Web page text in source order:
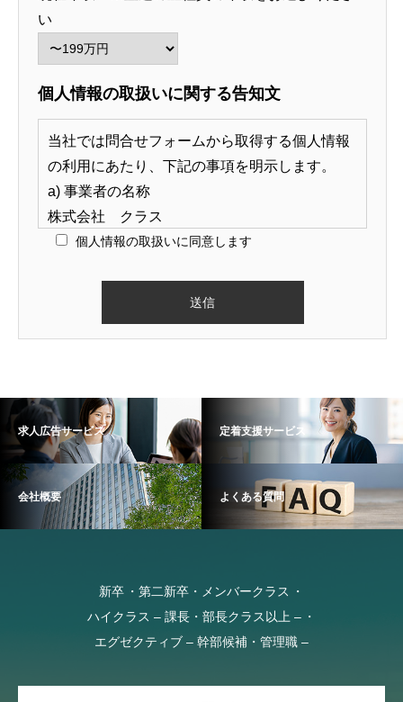
い
個人情報の取扱いに関する告知文
当社では問合せフォームから取得する個人情報
の利用にあたり、下記の事項を明示します。
a) 事業者の名称
株式会社 クラス
連絡先名称：個人情報相談受付窓口
個人情報保護管理者：松室 匡哉
c) 個人情報の利用目的
人材紹介事業における転職支援サービスのご提
供のため
d) 個人情報を第三者に提供する場合
を保有する職業紹介事業者へ提供します。それ
以外には法令に基づく場合や人の生命、身体又
は財産の保護のために緊急の必要がある場合等
報を第三者に提供いたしません。
個人情報の取扱いに同意します
求人広告サービス 定着支援サービス
会社概要 よくある質問
新卒
第二新卒・メンバークラス
ハイクラス – 課長・部長クラス以上 –
エグゼクティブ – 幹部候補・管理職 –